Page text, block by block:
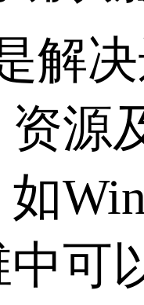
解
资源
中可